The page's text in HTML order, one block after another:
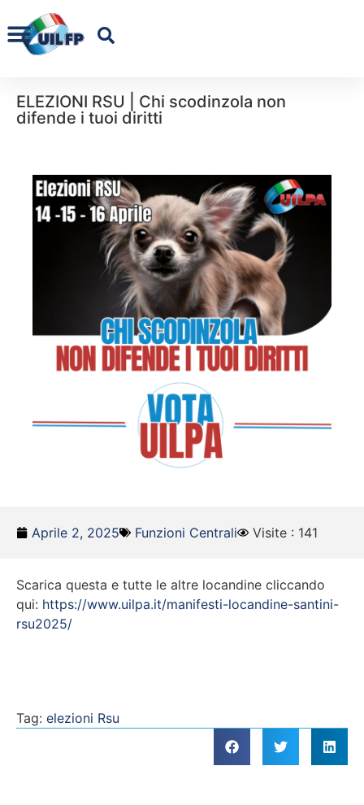
ELEZIONI RSU | Chi scodinzola non
difende i tuoi diritti
Aprile 2, 2025 Funzioni Centrali Visite : 141
Scarica questa e tutte le altre locandine cliccando
qui: https://www.uilpa.it/manifesti-locandine-santini-
rsu2025/
Tag: elezioni Rsu